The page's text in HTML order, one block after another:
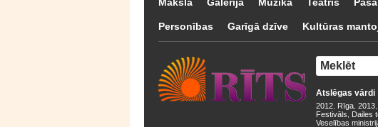
Personības Garīgā dzīve Kultūras
Atslēgas vārdi
2012 Rīga 2013
Festivāls Dailes
Veselības